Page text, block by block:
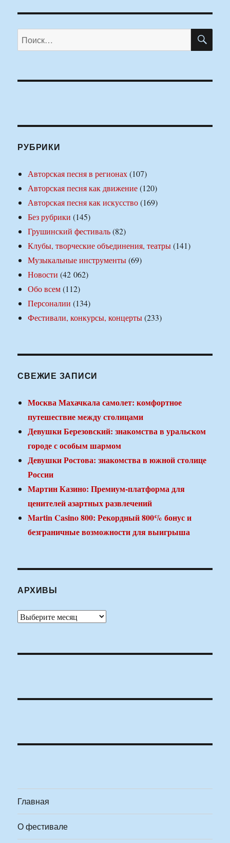
Искать:
РУБРИКИ
Авторская песня в регионах(107)
Авторская песня как движение(120)
Авторская песня как искусство(169)
Без рубрики (145)
Грушинский фестиваль(82)
Клубы, творческие объединения, театры(141)
Музыкальные инструменты(69)
Новости (42 062)
Обо всем(112)
Персоналии (134)
Фестивали, конкурсы, концерты(233)
СВЕЖИЕ ЗАПИСИ
Москва Махачкала самолет: комфортное
путешествие между столицами
Девушки Березовский: знакомства в уральском
городе с особым шармом
Девушки Ростова: знакомства в южной столице
России
Мартин Казино: Премиум-платформа для
ценителей азартных развлечений
Martin Casino 800: Рекордный 800% бонус и
безграничные возможности для выигрыша
АРХИВЫ
Архивы
Главная
О фестивале